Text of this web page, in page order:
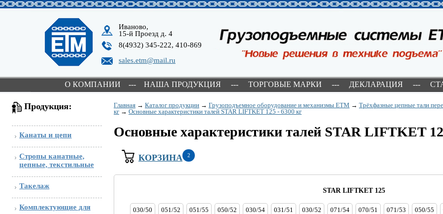
Иваново,
15-й Проезд д. 4
8(4932) 345-222, 410-869
sales.etm@mail.ru
О КОМПАНИИ --- НАША ПРОДУКЦИЯ --- ТОРГОВЫЕ МАРКИ --- ДЕКЛАРАЦИЯ ---
Продукция:
Канаты и цепи
Стропы канатные,
цепные, текстильные
Такелаж
Комплектующие для
Главная → Каталог продукции → Грузоподъемное оборудование и механизмы ETM → Трёхфазные цепные тали
кг → Основные характеристики талей STAR LIFTKET 125 - 6300 кг
Основные характеристики талей STAR LIFTKET
КОРЗИНА 2
STAR LIFTKET 125
030/50 051/52 051/55 050/52 030/54 031/51 030/52 071/54 070/51 071/53 050/55